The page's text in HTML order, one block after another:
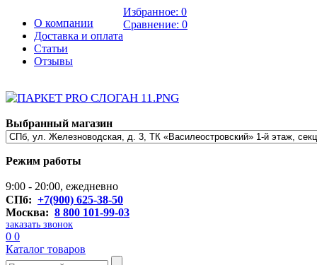
О компании
Доставка и оплата
Статьи
Отзывы
Избранное: 0
Сравнение: 0
Выбранный магазин
Режим работы
9:00 - 20:00, ежедневно
СПб: +7(900) 625-38-50
Москва: 8 800 101-99-03
заказать звонок
0 0
Каталог товаров